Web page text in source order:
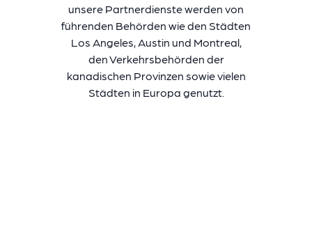
unsere Partnerdienste werden von
führenden Behörden wie den Städten
Los Angeles, Austin und Montreal,
den Verkehrsbehörden der
kanadischen Provinzen sowie vielen
Städten in Europa genutzt.